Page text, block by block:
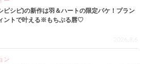
ピシピ)の新作は羽＆ハートの限定パケ！プラン
ントで叶える※もちぷる唇♡
2026.8.6
ン